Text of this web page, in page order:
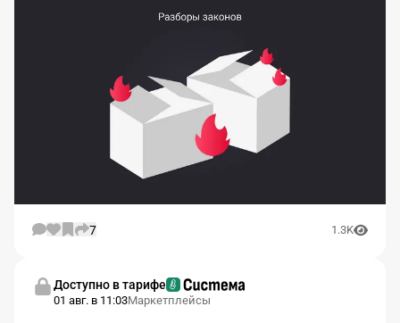
7 1.3K
Доступно в тарифе
01 авг. в 11:03Маркетплейсы